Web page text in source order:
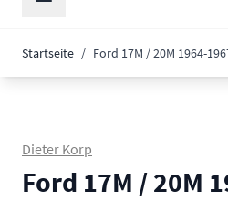
Startseite / Ford 17M / 20M 1964-
Dieter Korp
Ford 17M / 20M